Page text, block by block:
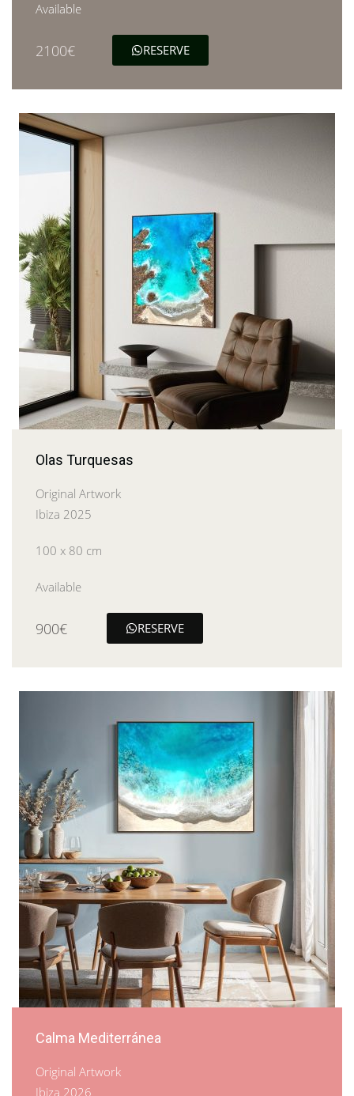
Available
2100€ RESERVE
Olas Turquesas
Original Artwork
Ibiza 2025
100 x 80 cm
Available
900€ RESERVE
Calma Mediterránea
Original Artwork
Ibiza 2026